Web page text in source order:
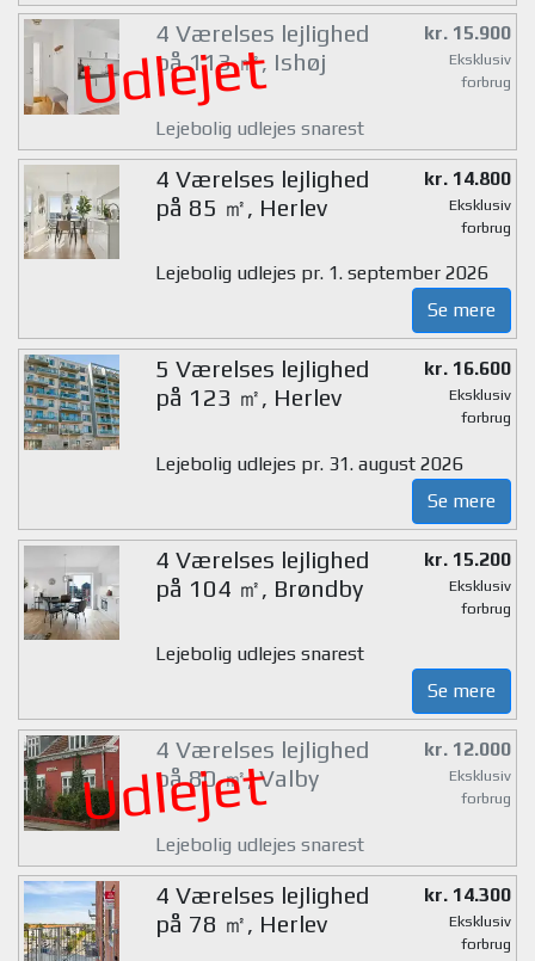
Udlejet
4 Værelses lejlighed
på 113 ㎡, Ishøj
kr. 15.900
Eksklusiv
forbrug
Lejebolig udlejes snarest
4 Værelses lejlighed
på 85 ㎡, Herlev
kr. 14.800
Eksklusiv
forbrug
Lejebolig udlejes pr. 1. september 2026
Se mere
5 Værelses lejlighed
på 123 ㎡, Herlev
kr. 16.600
Eksklusiv
forbrug
Lejebolig udlejes pr. 31. august 2026
Se mere
4 Værelses lejlighed
på 104 ㎡, Brøndby
kr. 15.200
Eksklusiv
forbrug
Lejebolig udlejes snarest
Se mere
Udlejet
4 Værelses lejlighed
på 80 ㎡, Valby
kr. 12.000
Eksklusiv
forbrug
Lejebolig udlejes snarest
4 Værelses lejlighed
på 78 ㎡, Herlev
kr. 14.300
Eksklusiv
forbrug